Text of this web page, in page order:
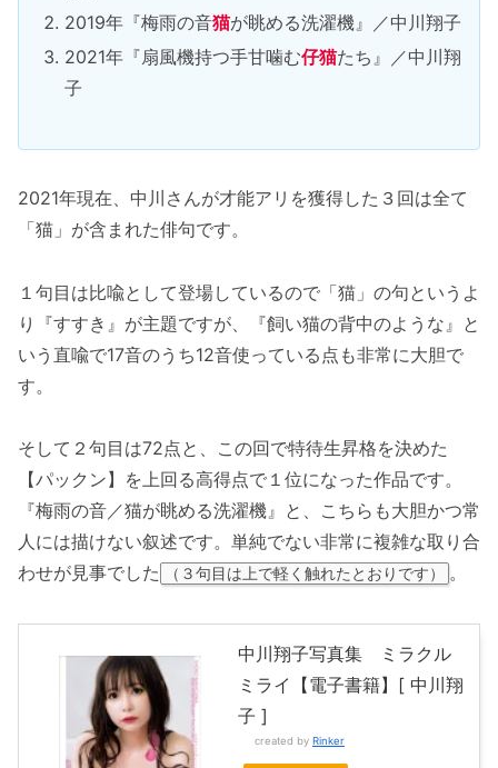
2019年『梅雨の音猫が眺める洗濯機』／中川翔子
2021年『扇風機持つ手甘噛む仔猫たち』／中川翔
子
2021年現在、中川さんが才能アリを獲得した３回は全て
「猫」が含まれた俳句です。
１句目は比喩として登場しているので「猫」の句というよ
り『すすき』が主題ですが、『飼い猫の背中のような』と
いう直喩で17音のうち12音使っている点も非常に大胆で
す。
そして２句目は72点と、この回で特待生昇格を決めた
【パックン】を上回る高得点で１位になった作品です。
『梅雨の音／猫が眺める洗濯機』と、こちらも大胆かつ常
人には描けない叙述です。単純でない非常に複雑な取り合
わせが見事でした
（３句目は上で軽く触れたとおりです） 。
中川翔子写真集 ミラクル
ミライ【電子書籍】[ 中川翔
子 ]
created by Rinker